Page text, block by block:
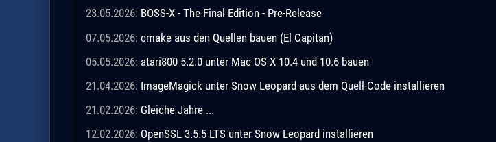
23.05.2026: BOSS-X - The Final Edition - Pre-Release
07.05.2026: cmake aus den Quellen bauen (El Capitan)
05.05.2026: atari800 5.2.0 unter Mac OS X 10.4 und 10.6 bauen
21.04.2026: ImageMagick unter Snow Leopard aus dem Quell-Code installieren
21.02.2026: Gleiche Jahre ...
12.02.2026: OpenSSL 3.5.5 LTS unter Snow Leopard installieren